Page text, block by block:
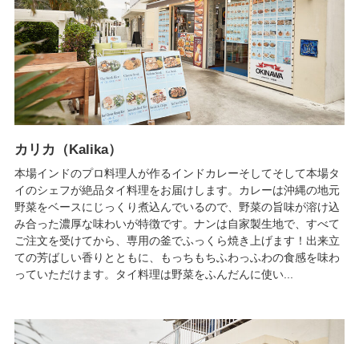
カリカ（Kalika）
本場インドのプロ料理人が作るインドカレーそしてそして本場タ
イのシェフが絶品タイ料理をお届けします。カレーは沖縄の地元
野菜をベースにじっくり煮込んでいるので、野菜の旨味が溶け込
み合った濃厚な味わいが特徴です。ナンは自家製生地で、すべて
ご注文を受けてから、専用の釜でふっくら焼き上げます！出来立
ての芳ばしい香りとともに、もっちもちふわっふわの食感を味わ
っていただけます。タイ料理は野菜をふんだんに使い...